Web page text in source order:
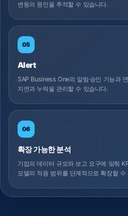
변동의 원인을 추적할 수 있습니다.
05
Alert
SAP Business One의 알림·승인 기능과
지연과 누락을 관리할 수 있습니다.
06
확장 가능한 분석
기업의 데이터 규모와 보고 요구에 맞춰
모델의 적용 범위를 단계적으로 확장할 수